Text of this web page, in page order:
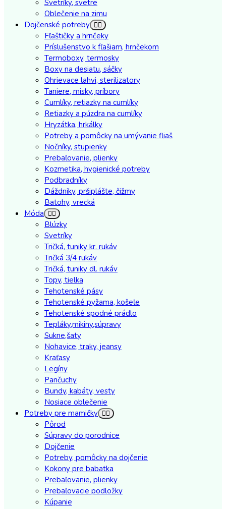
Svetríky, svetre
Oblečenie na zimu
Dojčenské potreby
Fľaštičky a hrnčeky
Príslušenstvo k fľašiam, hrnčekom
Termoboxy, termosky
Boxy na desiatu, sáčky
Ohrievace lahvi, sterilizatory
Taniere, misky, príbory
Cumlíky, retiazky na cumlíky
Retiazky a púzdra na cumlíky
Hryzátka, hrkálky
Potreby a pomôcky na umývanie fliaš
Nočníky, stupienky
Prebaľovanie, plienky
Kozmetika, hygienické potreby
Podbradníky
Dáždniky, pršiplášte, čižmy
Batohy, vrecká
Móda
Blúzky
Svetríky
Tričká, tuniky kr. rukáv
Tričká 3/4 rukáv
Tričká, tuniky dl. rukáv
Topy, tielka
Tehotenské pásy
Tehotenské pyžama, košeľe
Tehotenské spodné prádlo
Tepláky,mikiny,súpravy
Sukne,šaty
Nohavice, traky, jeansy
Kraťasy
Legíny
Pančuchy
Bundy, kabáty, vesty
Nosiace oblečenie
Potreby pre mamičky
Pôrod
Súpravy do porodnice
Dojčenie
Potreby, pomôcky na dojčenie
Kokony pre babatka
Prebaľovanie, plienky
Prebaľovacie podložky
Kúpanie